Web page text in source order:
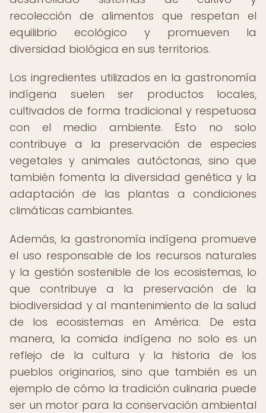
recolección de alimentos que respetan el
equilibrio ecológico y promueven la
diversidad biológica en sus territorios.
Los ingredientes utilizados en la gastronomía
indígena suelen ser productos locales,
cultivados de forma tradicional y respetuosa
con el medio ambiente. Esto no solo
contribuye a la preservación de especies
vegetales y animales autóctonas, sino que
también fomenta la diversidad genética y la
adaptación de las plantas a condiciones
climáticas cambiantes.
Además, la gastronomía indígena promueve
el uso responsable de los recursos naturales
y la gestión sostenible de los ecosistemas, lo
que contribuye a la preservación de la
biodiversidad y al mantenimiento de la salud
de los ecosistemas en América. De esta
manera, la comida indígena no solo es un
reflejo de la cultura y la historia de los
pueblos originarios, sino que también es un
ejemplo de cómo la tradición culinaria puede
ser un motor para la conservación ambiental